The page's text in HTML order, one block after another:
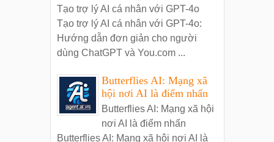
Tạo trợ lý AI cá nhân với GPT-4o
Tạo trợ lý AI cá nhân với GPT-4o:
Hướng dẫn đơn giản cho người
dùng ChatGPT và You.com ...
Butterflies AI: Mạng xã
hội nơi AI là điểm nhấn
Butterflies AI: Mạng xã hội
nơi AI là điểm nhấn
Butterflies AI: Mạng xã hội nơi AI là